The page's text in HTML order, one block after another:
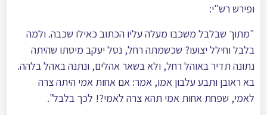
ופירש רש"י:
"מתוך שבלבל משכבו מעלה עליו הכתוב כאילו שכבה. ולמה
בלבל וחילל יצועו? שכשמתה רחל, נטל יעקב מיטתו שהיתה
נתונה תדיר באוהל רחל, ולא בשאר אהלים, ונתנה באהל בלהה.
בא ראובן ותבע עלבון אמו, אמר: אם אחות אמי היתה צרה
לאמי, שפחת אחות אמי תהא צרה לאמי?! לכך בלבל".